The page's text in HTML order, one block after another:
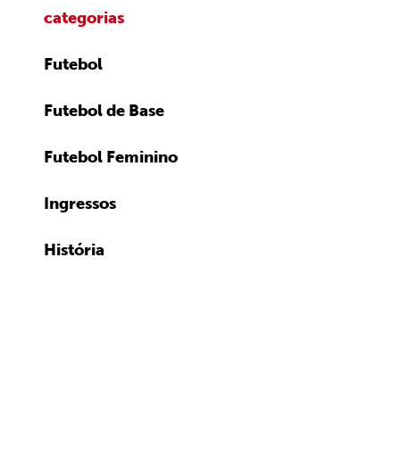
categorias
Futebol
Futebol de Base
Futebol Feminino
Ingressos
História